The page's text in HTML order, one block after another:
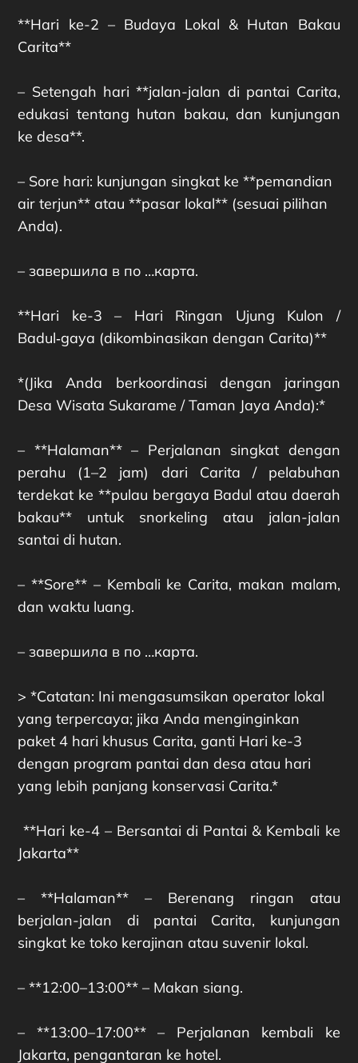
**Hari ke-2 – Budaya Lokal & Hutan Bakau
Carita**
– Setengah hari **jalan-jalan di pantai Carita,
edukasi tentang hutan bakau, dan kunjungan
ke desa**.
– Sore hari: kunjungan singkat ke **pemandian
air terjun** atau **pasar lokal** (sesuai pilihan
Anda).
– завершила в по …карта.
**Hari ke-3 – Hari Ringan Ujung Kulon /
Badul‑gaya (dikombinasikan dengan Carita)**
*(Jika Anda berkoordinasi dengan jaringan
Desa Wisata Sukarame / Taman Jaya Anda):*
– **Halaman** – Perjalanan singkat dengan
perahu (1–2 jam) dari Carita / pelabuhan
terdekat ke **pulau bergaya Badul atau daerah
bakau** untuk snorkeling atau jalan-jalan
santai di hutan.
– **Sore** – Kembali ke Carita, makan malam,
dan waktu luang.
– завершила в по …карта.
> *Catatan: Ini mengasumsikan operator lokal
yang terpercaya; jika Anda menginginkan
paket 4 hari khusus Carita, ganti Hari ke-3
dengan program pantai dan desa atau hari
yang lebih panjang konservasi Carita.*
**Hari ke-4 – Bersantai di Pantai & Kembali ke
Jakarta**
– **Halaman** – Berenang ringan atau
berjalan-jalan di pantai Carita, kunjungan
singkat ke toko kerajinan atau suvenir lokal.
– **12:00–13:00** – Makan siang.
– **13:00–17:00** – Perjalanan kembali ke
Jakarta, pengantaran ke hotel.